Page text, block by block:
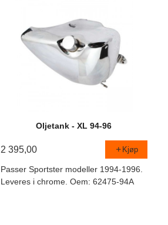
Oljetank - XL 94-96
2 395,00 Kjøp
Passer Sportster modeller 1994-1996.
Leveres i chrome. Oem: 62475-94A